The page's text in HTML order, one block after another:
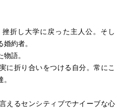
折し大学に戻った主人公。そし
約者。
語。
に折り合いをつける自分。常にこ
えるセンシティブでナイーブな心